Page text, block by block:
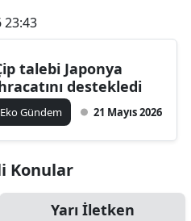
23:43
talebi Japonya
destekledi
Eko Gündem 21 Mayıs 2026
Konular
Yarı İletken